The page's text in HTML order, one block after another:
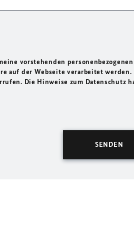
vorstehenden
auf der Webseite verarbeitet
Die Hinweise zum Datenschutz